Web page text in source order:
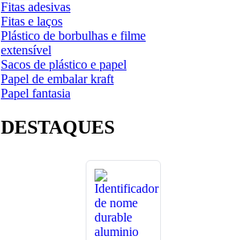
Fitas adesivas
Fitas e laços
Plástico de borbulhas e filme
extensível
Sacos de plástico e papel
Papel de embalar kraft
Papel fantasia
DESTAQUES